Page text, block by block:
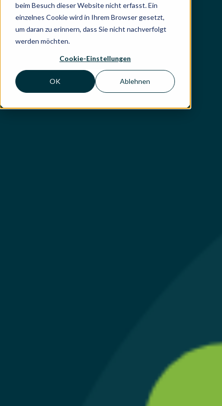
beim Besuch dieser Website nicht erfasst. Ein
einzelnes Cookie wird in Ihrem Browser gesetzt,
um daran zu erinnern, dass Sie nicht nachverfolgt
werden möchten.
Cookie-Einstellungen
OK Ablehnen